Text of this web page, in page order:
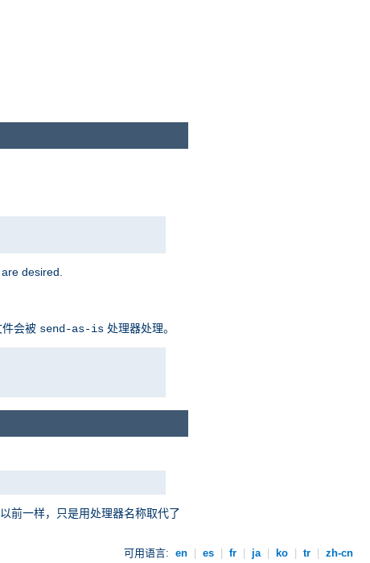
desired.
件会被 send-as-is 处理器处理。
前一样，只是用处理器名称取代了
可用语言: en es fr ja ko tr zh-cn